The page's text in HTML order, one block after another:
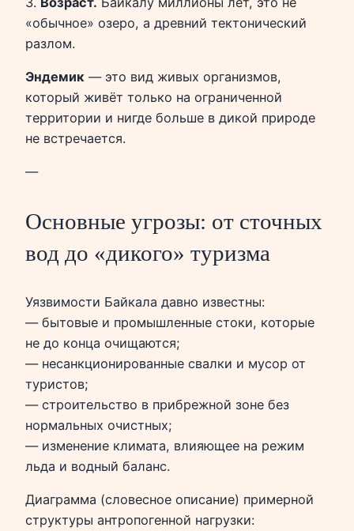
«обычное» озеро, а древний тектонический
разлом.
Эндемик — это вид живых организмов,
который живёт только на ограниченной
территории и нигде больше в дикой природе
не встречается.
—
Основные угрозы: от сточных
вод до «дикого» туризма
Уязвимости Байкала давно известны:
— бытовые и промышленные стоки, которые
не до конца очищаются;
— несанкционированные свалки и мусор от
туристов;
— строительство в прибрежной зоне без
нормальных очистных;
— изменение климата, влияющее на режим
льда и водный баланс.
Диаграмма (словесное описание) примерной
структуры антропогенной нагрузки: